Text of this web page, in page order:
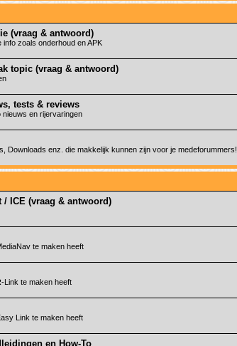
(vraag & antwoord)
zoals onderhoud en APK
topic (vraag & antwoord)
tests & reviews
nieuws en rijervaringen
Downloads enz. die makkelijk kunnen zijn voor je medeforummers!
ICE (vraag & antwoord)
te maken heeft
Link te maken heeft
Link te maken heeft
en How-To